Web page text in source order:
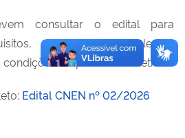
consultar o edital para
critérios de seleção,
do processo seletivo.
Edital CNEN nº 02/2026